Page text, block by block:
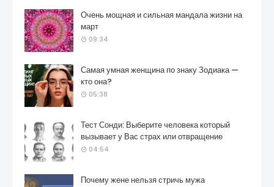
Очень мощная и сильная мандала жизни на
март
09:34
Самая умная женщина по знаку Зодиака —
кто она?
05:38
Тест Сонди: Выберите человека который
вызывает у Вас страх или отвращение
04:54
Почему жене нельзя стричь мужа